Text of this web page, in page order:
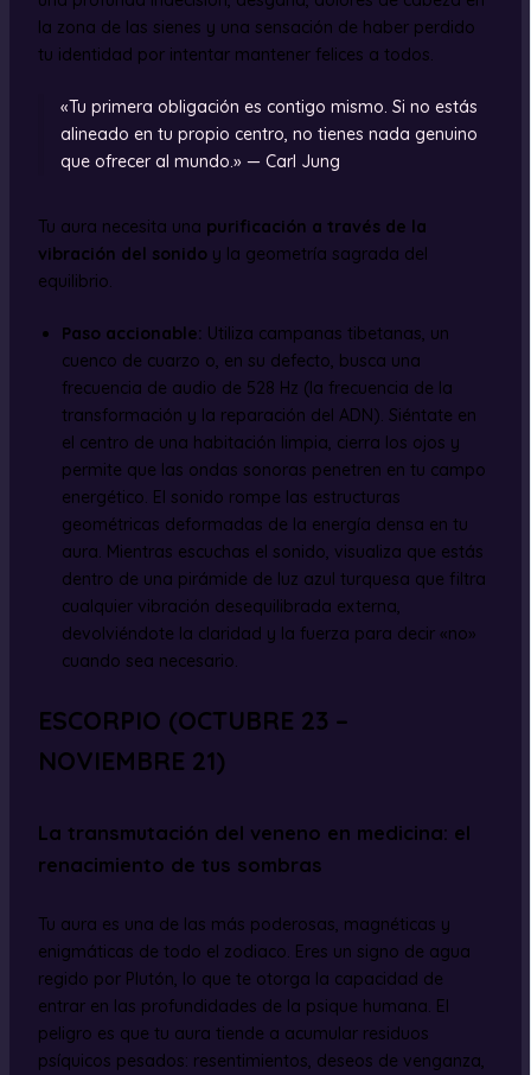
la zona de las sienes y una sensación de haber perdido
tu identidad por intentar mantener felices a todos.
«Tu primera obligación es contigo mismo. Si no estás
alineado en tu propio centro, no tienes nada genuino
que ofrecer al mundo.» — Carl Jung
Tu aura necesita una purificación a través de la
vibración del sonidoy la geometría sagrada del
equilibrio.
Paso accionable: Utiliza campanas tibetanas, un
cuenco de cuarzo o, en su defecto, busca una
frecuencia de audio de 528 Hz (la frecuencia de la
transformación y la reparación del ADN). Siéntate en
el centro de una habitación limpia, cierra los ojos y
permite que las ondas sonoras penetren en tu campo
energético. El sonido rompe las estructuras
geométricas deformadas de la energía densa en tu
aura. Mientras escuchas el sonido, visualiza que estás
dentro de una pirámide de luz azul turquesa que filtra
cualquier vibración desequilibrada externa,
devolviéndote la claridad y la fuerza para decir «no»
cuando sea necesario.
ESCORPIO (OCTUBRE 23 –
NOVIEMBRE 21)
La transmutación del veneno en medicina: el
renacimiento de tus sombras
Tu aura es una de las más poderosas, magnéticas y
enigmáticas de todo el zodiaco. Eres un signo de agua
regido por Plutón, lo que te otorga la capacidad de
entrar en las profundidades de la psique humana. El
peligro es que tu aura tiende a acumular residuos
psíquicos pesados: resentimientos, deseos de venganza,